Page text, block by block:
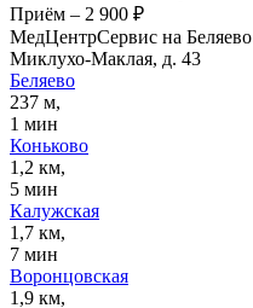
Приём – 2 900 ₽
МедЦентрСервис на Беляево
Миклухо-Маклая, д. 43
Беляево
237 м,
1 мин
Коньково
1,2 км,
5 мин
Калужская
1,7 км,
7 мин
Воронцовская
1,9 км,